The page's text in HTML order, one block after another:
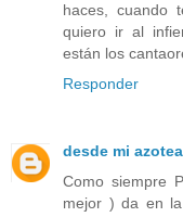
haces, cuando
quiero ir al
están los
Responder
desde mi azotea
Como siempre
mejor ) da en